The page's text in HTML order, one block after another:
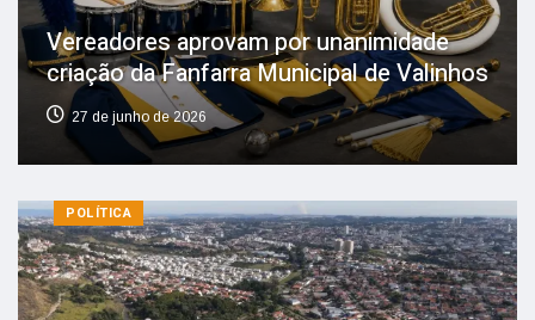
Vereadores aprovam por unanimidade
criação da Fanfarra Municipal de Valinhos
27 de junho de 2026
POLÍTICA